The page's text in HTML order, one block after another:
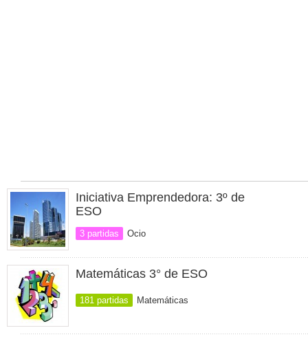
Iniciativa Emprendedora: 3º de
ESO
3 partidas Ocio
Matemáticas 3° de ESO
181 partidas Matemáticas